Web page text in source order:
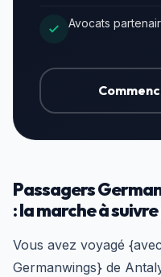
Passagers
: la marche à
Vous avez voyagé
Germanwings} de
Avocats